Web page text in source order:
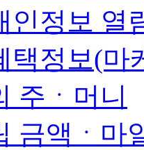
인정보 열
택정보(마
주ㆍ머니
금액ㆍ마